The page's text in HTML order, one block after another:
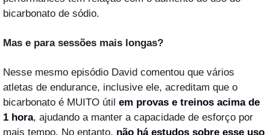
bicarbonato de sódio.
Mas e para sessões mais longas?
Nesse mesmo episódio David comentou que vários
atletas de endurance, inclusive ele, acreditam que o
bicarbonato é MUITO útil em provas e treinos acima de
1 hora, ajudando a manter a capacidade de esforço por
mais tempo. No entanto, não há estudos sobre esse uso